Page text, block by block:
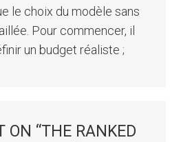
le choix du modèle sans
Pour commencer, il
un budget réaliste ;
ON “THE RANKED